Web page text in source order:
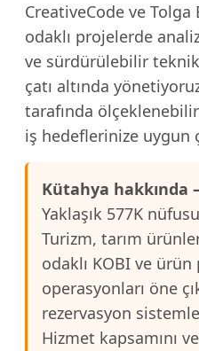
CreativeCode ve
odaklı projelerde
ve sürdürülebilir
çatı altında
tarafında
iş hedeflerinize uygun
Kütahya hakkında
Yaklaşık 577K
Turizm, tarım
odaklı KOBI ve ürün
operasyonları öne
rezervasyon
Hizmet kapsamını